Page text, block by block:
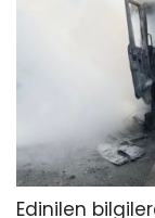
Edinilen